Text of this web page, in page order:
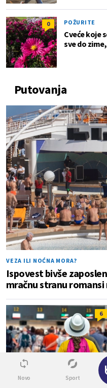
0 POŽURITE
Cveće koje
sve do
Putovanja
VEZA ILI NOĆNA MORA?
Ispovest bivše
mračnu stranu romansi
6
Novo Sport
✕